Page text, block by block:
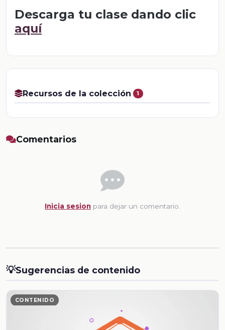
Descarga tu clase dando clic
aquí
Recursos de la colección 1
Comentarios
Inicia sesion para dejar un comentario.
💡Sugerencias de contenido
CONTENIDO